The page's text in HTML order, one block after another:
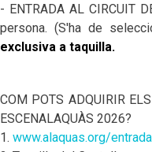
- ENTRADA AL CIRCUIT
persona. (S'ha de
exclusiva a taquilla.
COM POTS ADQUIRIR
ESCENALAQUÀS 2026?
1. www.alaquas.org/